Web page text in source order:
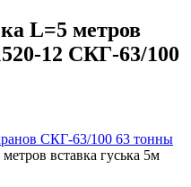
L=5 метров
12 СКГ-63/100
СКГ-63/100 63 тонны
вставка гуська 5м